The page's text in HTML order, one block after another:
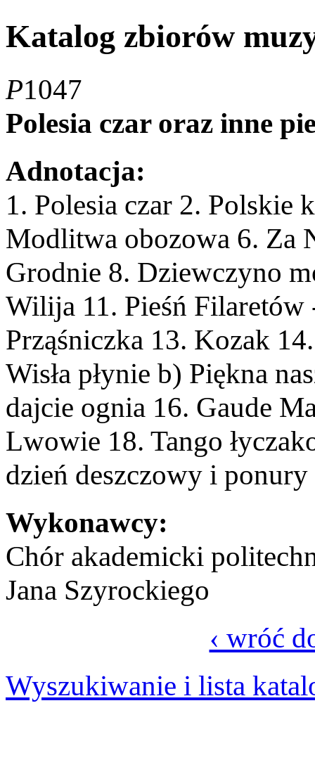
Katalog zbiorów
P1047
Polesia czar oraz inne
Adnotacja:
1. Polesia czar 2. Polskie
Modlitwa obozowa 6. Za
Grodnie 8. Dziewczyno
Wilija 11. Pieśń
Prząśniczka 13. Kozak
Wisła płynie b) Piękna
dajcie ognia 16. Gaude
Lwowie 18. Tango
dzień deszczowy i
Wykonawcy:
Chór akademicki
Jana Szyrockiego
‹ wróć
Wyszukiwanie i lista